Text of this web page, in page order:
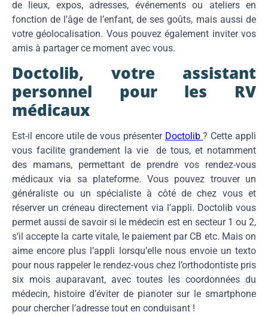
de lieux, expos, adresses, événements ou ateliers en
fonction de l’âge de l’enfant, de ses goûts, mais aussi de
votre géolocalisation. Vous pouvez également inviter vos
amis à partager ce moment avec vous.
Doctolib, votre assistant
personnel pour les RV
médicaux
Est-il encore utile de vous présenter Doctolib? Cette appli
vous facilite grandement la vie de tous, et notamment
des mamans, permettant de prendre vos rendez-vous
médicaux via sa plateforme. Vous pouvez trouver un
généraliste ou un spécialiste à côté de chez vous et
réserver un créneau directement via l’appli. Doctolib vous
permet aussi de savoir si le médecin est en secteur 1 ou 2,
s’il accepte la carte vitale, le paiement par CB etc. Mais on
aime encore plus l’appli lorsqu’elle nous envoie un texto
pour nous rappeler le rendez-vous chez l’orthodontiste pris
six mois auparavant, avec toutes les coordonnées du
médecin, histoire d’éviter de pianoter sur le smartphone
pour chercher l’adresse tout en conduisant !